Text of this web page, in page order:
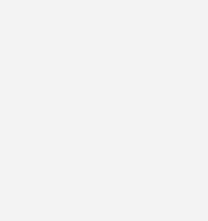
unverzüglich darüber informiert, dass
die bestellte Leistung nicht zur
Ansprüche des Bestellers bleiben
bestimmt ist, trägt der
anfallenden Versandkosten. Die
Händler und Großhändler erfolgt